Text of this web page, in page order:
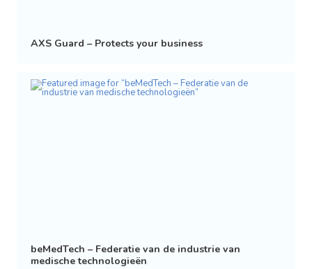
AXS Guard – Protects your business
beMedTech – Federatie van de industrie van
medische technologieën